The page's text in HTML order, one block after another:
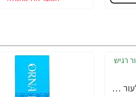
אורנה 19 קרם דפילטור לעור רגיש 80 גרם